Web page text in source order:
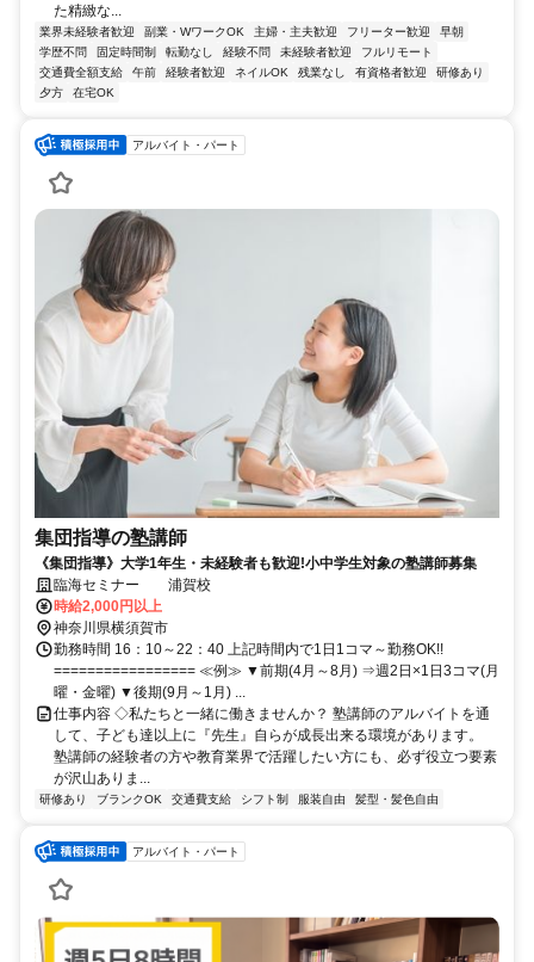
た精緻な...
業界未経験者歓迎 副業・WワークOK 主婦・主夫歓迎 フリーター歓迎
早朝
学歴不問
固定時間制 転勤なし 経験不問 未経験者歓迎
フルリモート
交通費全額支給
午前 経験者歓迎 ネイルOK 残業なし 有資格者歓迎
研修あり
夕方
在宅OK
アルバイト・パート
集団指導の塾講師
《集団指導》大学1年生・未経験者も歓迎!小中学生対象の塾講師募集
臨海セミナー 浦賀校
時給2,000円以上
神奈川県横須賀市
勤務時間 16：10～22：40 上記時間内で1日1コマ～勤務OK!!
================= ≪例≫ ▼前期(4月～8月) ⇒週2日×1日3コマ(月
曜・金曜) ▼後期(9月～1月) ...
仕事内容 ◇私たちと一緒に働きませんか？ 塾講師のアルバイトを通
して、子ども達以上に『先生』自らが成長出来る環境があります。
塾講師の経験者の方や教育業界で活躍したい方にも、必ず役立つ要素
が沢山ありま...
研修あり ブランクOK 交通費支給 シフト制 服装自由 髪型・髪色自由
アルバイト・パート